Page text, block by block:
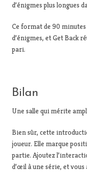
d’énigmes plus longues
Ce format de 90
d’énigmes, et Get Back
pari.
Bilan
Une salle qui mérite
Bien sûr, cette
joueur. Elle marque
partie. Ajoutez
d’œil à une série, et vous